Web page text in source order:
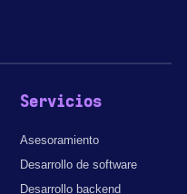
Servicios
Asesoramiento
Desarrollo de software
Desarrollo backend